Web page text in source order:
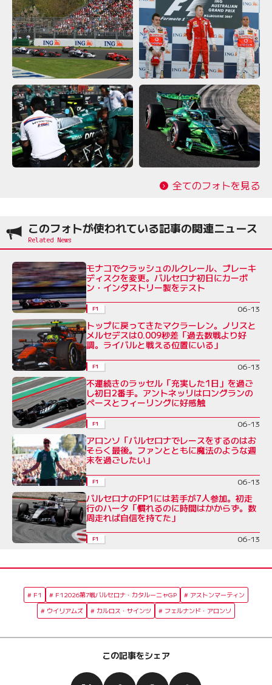
全てのフォトを見る
このフォトが使われている記事の関連ニュース
モナコでクラッシュのルクレール、ブレーキ
ディスクを変更。バルセロナ初日にカーボ
ン・インダストリー製をテスト
F1 06-13
トップに戻ってきたマクラーレン。ノリスと
メルセデスは0.009秒差「過去数戦より好
調。ライバルと戦える位置にいる」
F1 06-13
不運続きのラッセル「充実した1日」を過ご
し初日2番手。アントネッリはロングランの
ペースとフィーリングに好感触
F1 06-13
アロンソ「バルセロナでレースをするのはお
そらく最後。ファンとともに魔法のような週
末を過ごしたい」
F1 06-13
バルセロナのFP1には若手が7人参加。初走
行のハータ「慣れるのに時間はかからず。数
周走れば自信を持てた」
F1 06-13
F1 F12026第7戦バルセロナ・カタルーニャGP
アストンマーティン
ウイリアムズ
カルロス・サインツ フェルナンド・アロンソ
この記事をシェア